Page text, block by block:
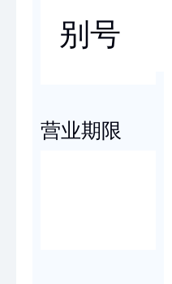
别号
营业期限